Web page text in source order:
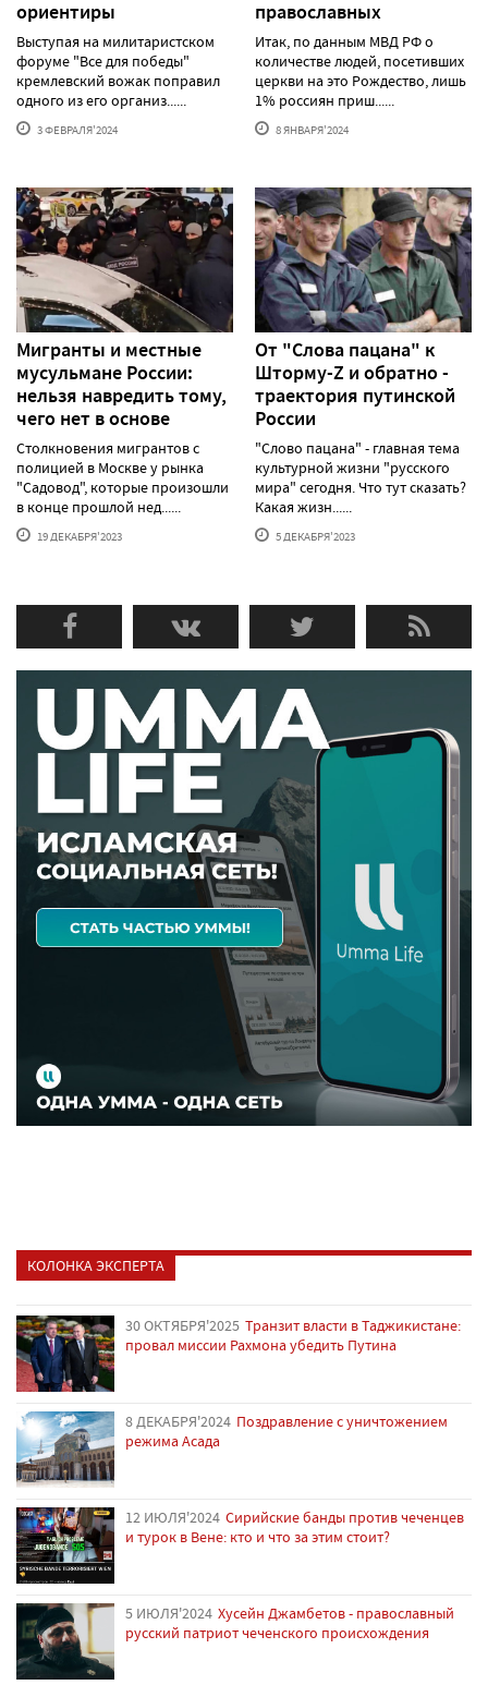
ориентиры
Выступая на милитаристском
форуме "Все для победы"
кремлевский вожак поправил
одного из его организ......
3 ФЕВРАЛЯ'2024
православных
Итак, по данным МВД РФ о
количестве людей, посетивших
церкви на это Рождество, лишь
1% россиян приш......
8 ЯНВАРЯ'2024
Мигранты и местные
мусульмане России:
нельзя навредить тому,
чего нет в основе
Столкновения мигрантов с
полицией в Москве у рынка
"Садовод", которые произошли
в конце прошлой нед......
19 ДЕКАБРЯ'2023
От "Слова пацана" к
Шторму-Z и обратно -
траектория путинской
России
"Слово пацана" - главная тема
культурной жизни "русского
мира" сегодня. Что тут сказать?
Какая жизн......
5 ДЕКАБРЯ'2023
КОЛОНКА ЭКСПЕРТА
30 ОКТЯБРЯ'2025 Транзит власти в Таджикистане:
провал миссии Рахмона убедить Путина
8 ДЕКАБРЯ'2024 Поздравление с уничтожением
режима Асада
12 ИЮЛЯ'2024 Сирийские банды против чеченцев
и турок в Вене: кто и что за этим стоит?
5 ИЮЛЯ'2024 Хусейн Джамбетов - православный
русский патриот чеченского происхождения